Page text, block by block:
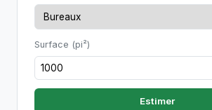
Surface (pi²)
Estimer